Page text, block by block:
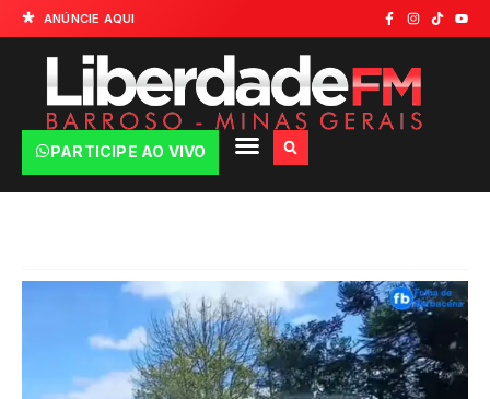
ANÚNCIE AQUI
PARTICIPE AO VIVO